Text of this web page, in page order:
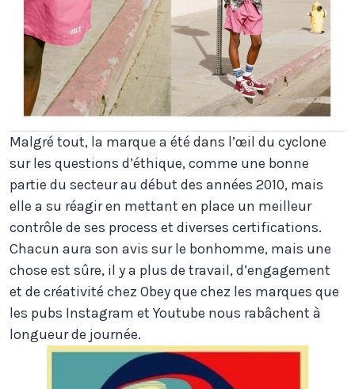
Malgré tout, la marque a été dans l’œil du cyclone
sur les questions d’éthique, comme une bonne
partie du secteur au début des années 2010, mais
elle a su réagir en mettant en place un meilleur
contrôle de ses process et diverses certifications.
Chacun aura son avis sur le bonhomme, mais une
chose est sûre, il y a plus de travail, d’engagement
et de créativité chez Obey que chez les marques que
les pubs Instagram et Youtube nous rabâchent à
longueur de journée.